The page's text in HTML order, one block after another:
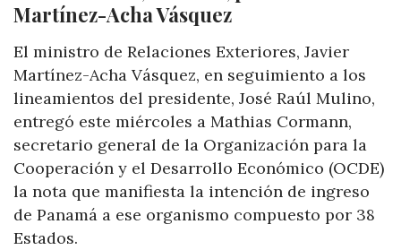
Martínez-Acha Vásquez
El ministro de Relaciones Exteriores, Javier
Martínez-Acha Vásquez, en seguimiento a los
lineamientos del presidente, José Raúl Mulino,
entregó este miércoles a Mathias Cormann,
secretario general de la Organización para la
Cooperación y el Desarrollo Económico (OCDE)
la nota que manifiesta la intención de ingreso
de Panamá a ese organismo compuesto por 38
Estados.